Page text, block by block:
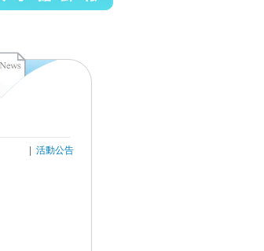
活動公告